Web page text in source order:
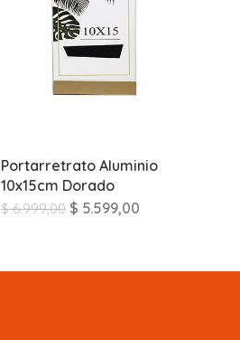
Portarretrato Aluminio
10x15cm Dorado
$6.999,00 $ 5.599,00